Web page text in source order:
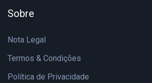
Sobre
Nota Legal
Termos & Condições
Política de Privacidade